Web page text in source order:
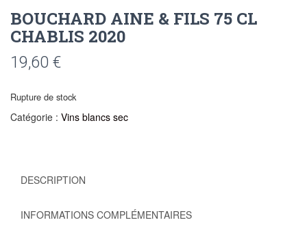
BOUCHARD AINE & FILS 75 CL
CHABLIS 2020
19,60 €
Rupture de stock
Catégorie : Vins blancs sec
DESCRIPTION
INFORMATIONS COMPLÉMENTAIRES